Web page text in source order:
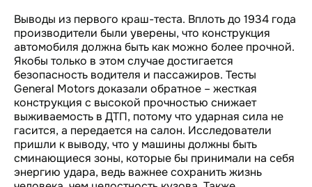
Выводы из первого краш-теста. Вплоть до 1934 года
производители были уверены, что конструкция
автомобиля должна быть как можно более прочной.
Якобы только в этом случае достигается
безопасность водителя и пассажиров. Тесты
General Motors доказали обратное – жесткая
конструкция с высокой прочностью снижает
выживаемость в ДТП, потому что ударная сила не
гасится, а передается на салон. Исследователи
пришли к выводу, что у машины должны быть
сминающиеся зоны, которые бы принимали на себя
энергию удара, ведь важнее сохранить жизнь